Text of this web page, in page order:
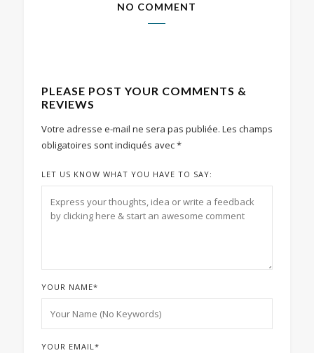
NO COMMENT
PLEASE POST YOUR COMMENTS &
REVIEWS
Votre adresse e-mail ne sera pas publiée. Les champs
obligatoires sont indiqués avec*
LET US KNOW WHAT YOU HAVE TO SAY:
YOUR NAME*
YOUR EMAIL*